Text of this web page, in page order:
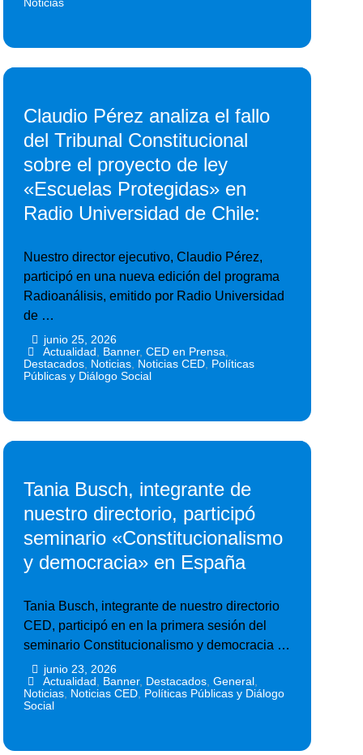
Claudio Pérez analiza el fallo
del Tribunal Constitucional
sobre el proyecto de ley
«Escuelas Protegidas» en
Radio Universidad de Chile:
Nuestro director ejecutivo, Claudio Pérez,
participó en una nueva edición del programa
Radioanálisis, emitido por Radio Universidad
de …
junio 25, 2026
Actualidad Banner, CED en Prensa
Destacados Noticias Noticias CED Políticas
Públicas y Diálogo Social
Tania Busch, integrante de
nuestro directorio, participó
seminario «Constitucionalismo
y democracia» en España
Tania Busch, integrante de nuestro directorio
CED, participó en en la primera sesión del
seminario Constitucionalismo y democracia …
junio 23, 2026
Actualidad Banner, Destacados, General,
Noticias Noticias CED Políticas Públicas y Diálogo
Social